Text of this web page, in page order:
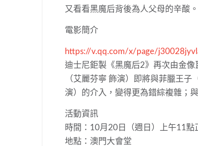
又看看黑魔后背後為人父母的辛酸。
電影簡介
https://v.qq.com/x/page/
迪士尼鉅製《黑魔后2》 再次由金像
（艾麗芬寧 飾演）即將與菲臘王
演）的介入，變得更為錯綜複雜；
活動資訊
時間：10月20日（週日）上午11點
地點：澳門大會堂